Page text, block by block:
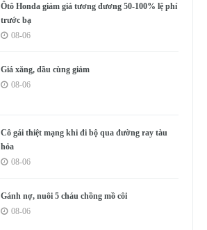
Ôtô Honda giảm giá tương đương 50-100% lệ phí
trước bạ
08-06
Giá xăng, dầu cùng giảm
08-06
Cô gái thiệt mạng khi đi bộ qua đường ray tàu
hỏa
08-06
Gánh nợ, nuôi 5 cháu chồng mồ côi
08-06